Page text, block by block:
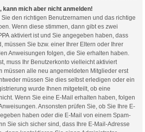
mich aber nicht anmelden!
den richtigen Benutzernamen und das richtige
Wenn diese stimmen, dann gibt es zwei
aktiviert ist und Sie angegeben haben, dass
müssen Sie bzw. einer Ihrer Eltern oder Ihrer
Anweisungen folgen, die Sie erhalten haben.
muss Ihr Benutzerkonto vielleicht aktiviert
müssen alle neu angemeldeten Mitglieder erst
müssen Sie dies selbst erledigen oder ein
wurde Ihnen mitgeteilt, ob eine
Wenn Sie eine E-Mail erhalten haben, folgen
Ansonsten prüfen Sie, ob Sie Ihre E-
haben oder die E-Mail von einem Spam-
Sie sich sicher sind, dass Ihre E-Mail-Adresse